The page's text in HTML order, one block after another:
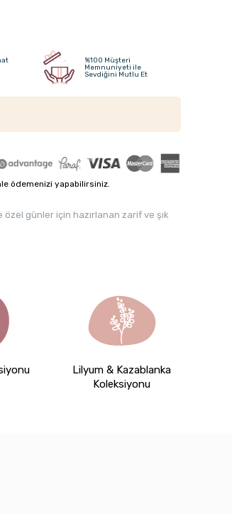
%100 Müşteri
Memnuniyeti ile
Sevdiğini Mutlu Et
ödemenizi yapabilirsiniz.
günler için hazırlanan zarif ve şık
Lilyum & Kazablanka
Koleksiyonu